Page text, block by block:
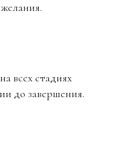
всех стадиях
до завершения.